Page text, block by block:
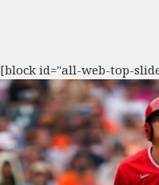
[block id="all-web-top-